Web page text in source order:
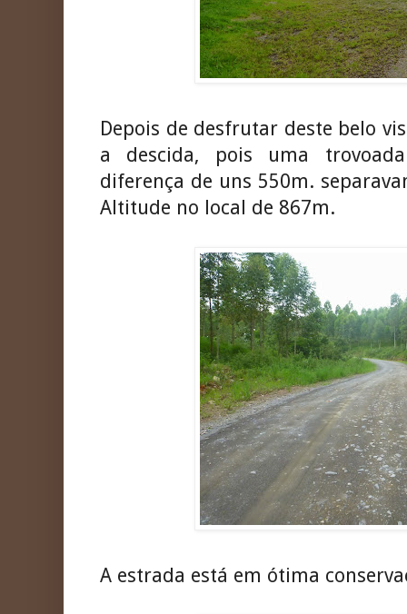
Depois de desfrutar deste belo
a descida, pois uma
diferença de uns 550m.
Altitude no local de 867m.
A estrada está em ótima